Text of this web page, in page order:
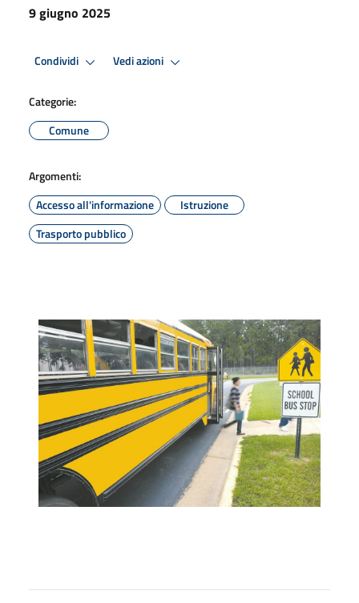
9 giugno 2025
Condividi Vedi azioni
Categorie:
Comune
Argomenti:
Accesso all'informazione
Istruzione
Trasporto pubblico